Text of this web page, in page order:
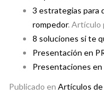
3 estrategias para
rompedor. Artículo
8 soluciones si te
Presentación en
Presentaciones en
Publicado en Artículos